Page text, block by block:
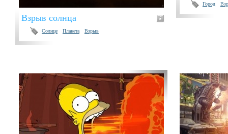
Взрыв солнца
Солнце Планета Взрыв
Город